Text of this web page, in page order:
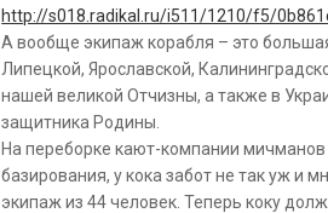
http://s018.radikal.ru/i511/1210/f5/
А вообще экипаж корабля – это
Липецкой, Ярославской,
нашей великой Отчизны, а также в
защитника Родины.
На переборке кают-компании мичманов
базирования, у кока забот не так уж и
экипаж из 44 человек. Теперь коку